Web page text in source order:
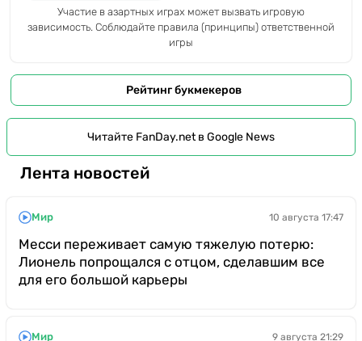
Участие в азартных играх может вызвать игровую
зависимость. Соблюдайте правила (принципы) ответственной
игры
Рейтинг букмекеров
Читайте FanDay.net в Google News
Лента новостей
Мир 10 августа 17:47
Месси переживает самую тяжелую потерю:
Лионель попрощался с отцом, сделавшим все
для его большой карьеры
Мир 9 августа 21:29